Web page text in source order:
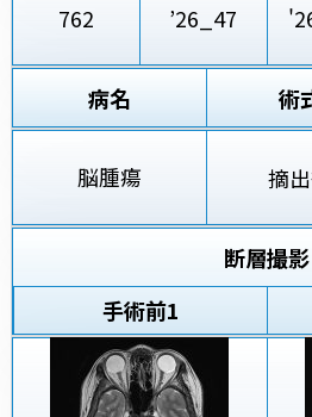
762 ’26_47
病名 術
脳腫瘍 摘
断層撮影
手術前1